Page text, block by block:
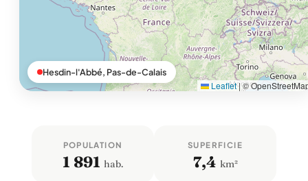
Leaflet|©
Hesdin-l'Abbé, Pas-de-Calais
POPULATION
1 891 hab.
SUPERFICIE
7,4 km²